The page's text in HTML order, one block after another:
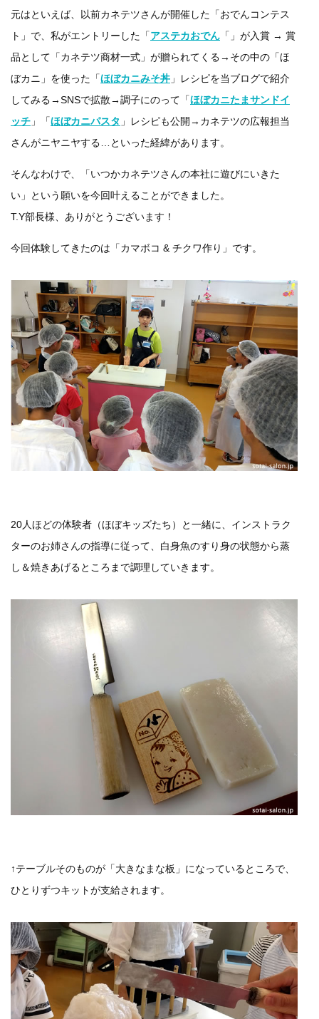
元はといえば、以前カネテツさんが開催した「おでんコンテス
ト」で、私がエントリーした「アステカおでん 「」が入賞 → 賞
品として「カネテツ商材一式」が贈られてくる→その中の「ほ
ぼカニ」を使った「ほぼカニみそ丼 」レシピを当ブログで紹介
してみる→SNSで拡散→調子にのって「ほぼカニたまサンドイ
ッチ 」「ほぼカニパスタ 」レシピも公開→カネテツの広報担当
さんがニヤニヤする…といった経緯があります。
そんなわけで、「いつかカネテツさんの本社に遊びにいきた
い」という願いを今回叶えることができました。
T.Y部長様、ありがとうございます！
今回体験してきたのは「カマボコ & チクワ作り」です。
20人ほどの体験者（ほぼキッズたち）と一緒に、インストラク
ターのお姉さんの指導に従って、白身魚のすり身の状態から蒸
し＆焼きあげるところまで調理していきます。
↑テーブルそのものが「大きなまな板」になっているところで、
ひとりずつキットが支給されます。